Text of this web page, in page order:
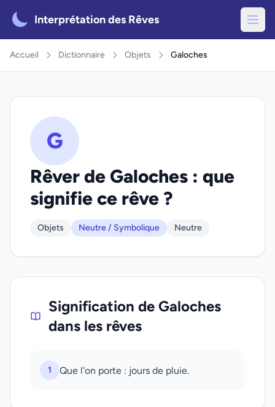
Interprétation des Rêves
Accueil Dictionnaire Objets Galoches
G
Rêver de Galoches : que
signifie ce rêve ?
Objets Neutre / Symbolique Neutre
Signification de Galoches
dans les rêves
1 Que l'on porte : jours de pluie.